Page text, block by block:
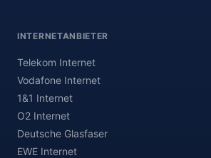
INTERNETANBIETER
Telekom Internet
Vodafone Internet
1&1 Internet
O2 Internet
Deutsche Glasfaser
EWE Internet